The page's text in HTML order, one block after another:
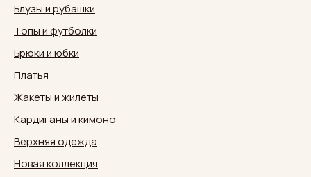
Блузы и рубашки
Топы и футболки
Брюки и юбки
Платья
Жакеты и жилеты
Кардиганы и кимоно
Верхняя одежда
Новая коллекция